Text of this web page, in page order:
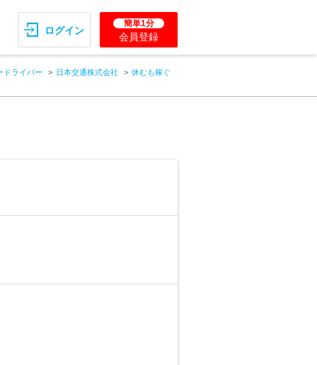
ログイン
簡単1分
会員登録
ドライバー 日本交通株式会社 休むも稼ぐ